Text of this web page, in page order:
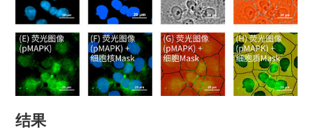
结果